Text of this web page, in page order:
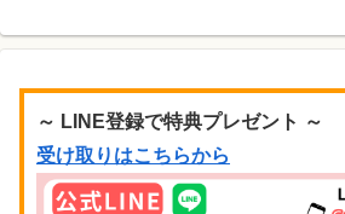
～ LINE登録で特典プレゼント ～
受け取りはこちらから